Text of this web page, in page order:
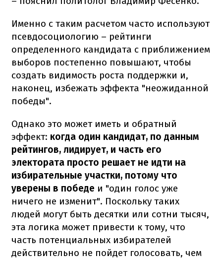
Именно с таким расчетом часто используют
псевдосоциологию – рейтинги
определенного кандидата с приближением
выборов постепенно повышают, чтобы
создать видимость роста поддержки и,
наконец, избежать эффекта "неожиданной
победы".
Однако это может иметь и обратный
эффект: когда один кандидат, по данным
рейтингов, лидирует, и часть его
электората просто решает не идти на
избирательные участки, потому что
уверены в победе и "один голос уже
ничего не изменит". Поскольку таких
людей могут быть десятки или сотни тысяч,
эта логика может привести к тому, что
часть потенциальных избирателей
действительно не пойдет голосовать, чем